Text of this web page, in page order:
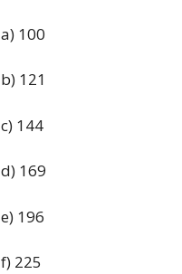
a) 100
b) 121
c) 144
d) 169
e) 196
f) 225